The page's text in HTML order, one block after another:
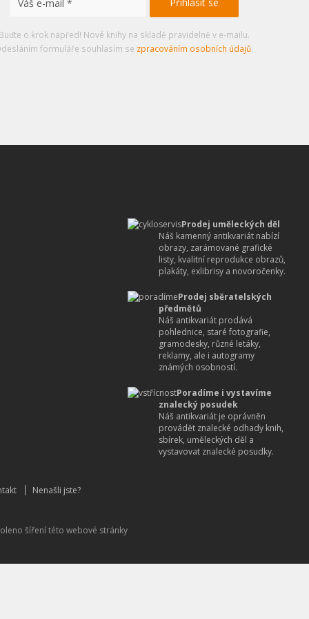
Buďte o krok napřed! Nové knihy na skladě pravidelně v e-mailu.
formuláře souhlasím se zpracováním osobních údajů.
Prodej uměleckých děl
Náš kamenný antikvariát nabízí
obrazy, zarámované grafické
listy, kvalitní reprodukce obrazů,
plakáty, exlibrisy a novoročenky.
Prodej sběratelských
předmětů
Náš antikvariát prodává
pohlednice, staré fotografie,
gramodesky, různé letáky,
reklamy, ale i autogramy
známých osobností.
Poradíme i vystavíme
znalecký posudek
Náš antikvariát je oprávněn
provádět znalecké odhady knih,
sbírek, uměleckých děl a
vystavovat znalecké posudky.
Nenašli jste?
šíření této webové stránky